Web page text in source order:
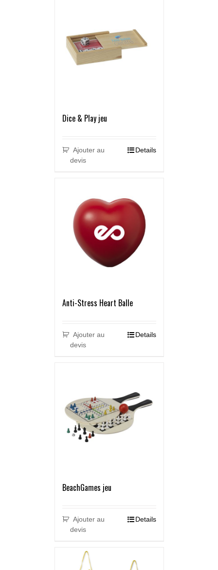
Dice & Play jeu
Ajouter au
devis
Details
Anti-Stress Heart Balle
Ajouter au
devis
Details
BeachGames jeu
Ajouter au
devis
Details